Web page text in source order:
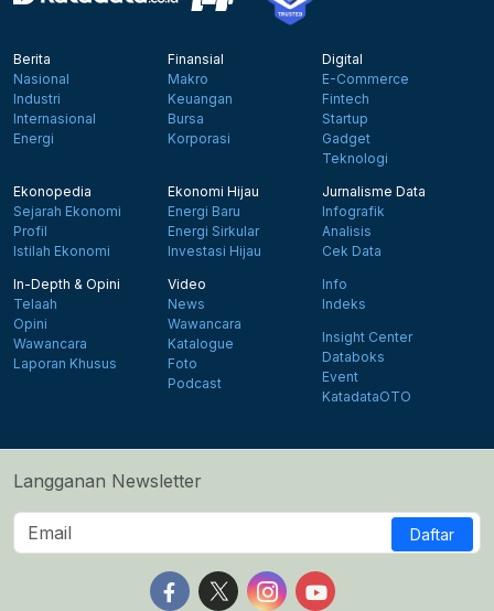
Berita
Nasional
Industri
Internasional
Energi
Finansial
Makro
Keuangan
Bursa
Korporasi
Digital
E-Commerce
Fintech
Startup
Gadget
Teknologi
Ekonopedia
Sejarah Ekonomi
Profil
Istilah Ekonomi
Ekonomi Hijau
Energi Baru
Energi Sirkular
Investasi Hijau
Jurnalisme Data
Infografik
Analisis
Cek Data
In-Depth & Opini
Telaah
Opini
Wawancara
Laporan Khusus
Video
News
Wawancara
Katalogue
Foto
Podcast
Info
Indeks
Insight Center
Databoks
Event
KatadataOTO
Langganan Newsletter
Daftar
Follow us on Facebook
Follow us on X
Follow us on Instagram
Follow us on